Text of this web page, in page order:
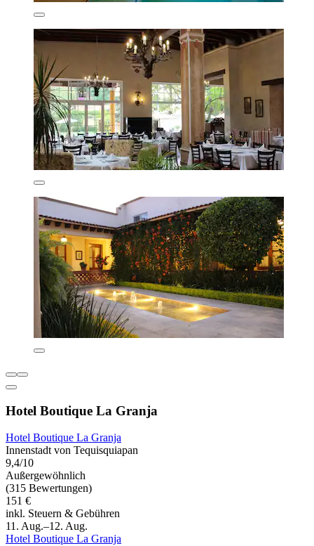
Hotel Boutique La Granja
Hotel Boutique La Granja
Innenstadt von Tequisquiapan
9,4/10
Außergewöhnlich
(315 Bewertungen)
151 €
inkl. Steuern & Gebühren
11. Aug.–12. Aug.
Hotel Boutique La Granja